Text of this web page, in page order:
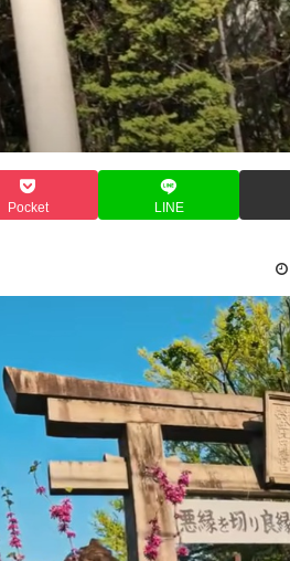
Pocket LINE